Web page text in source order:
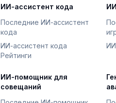
ИИ-ассистент кода
Последние ИИ-ассистент
кода
ИИ-ассистент кода
Рейтинги
ИИ
ИИ-помощник для
совещаний